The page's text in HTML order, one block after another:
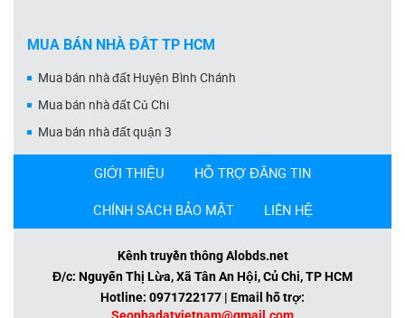
MUA BÁN NHÀ ĐẤT TP HCM
Mua bán nhà đất Huyện Bình Chánh
Mua bán nhà đất Củ Chi
Mua bán nhà đất quận 3
GIỚI THIỆU HỖ TRỢ ĐĂNG TIN
CHÍNH SÁCH BẢO MẬT LIÊN HỆ
Kênh truyền thông Alobds.net
Đ/c: Nguyễn Thị Lừa, Xã Tân An Hội, Củ Chi, TP HCM
Hotline: 0971722177 | Email hỗ trợ: